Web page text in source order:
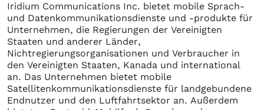
Iridium Communications Inc. bietet mobile Sprach-
und Datenkommunikationsdienste und -produkte für
Unternehmen, die Regierungen der Vereinigten
Staaten und anderer Länder,
Nichtregierungsorganisationen und Verbraucher in
den Vereinigten Staaten, Kanada und international
an. Das Unternehmen bietet mobile
Satellitenkommunikationsdienste für landgebundene
Endnutzer und den Luftfahrtsektor an. Außerdem